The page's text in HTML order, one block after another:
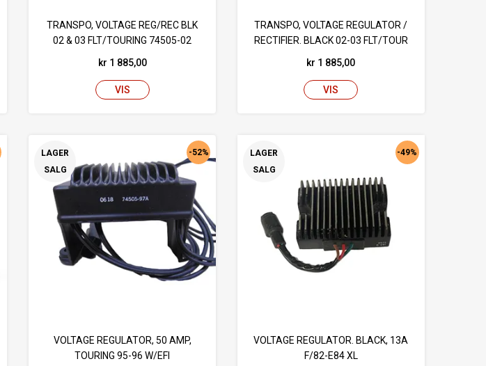
TRANSPO, VOLTAGE REG/REC BLK
02 & 03 FLT/TOURING 74505-02
kr 1 885,00
VIS
TRANSPO, VOLTAGE REGULATOR /
RECTIFIER. BLACK 02-03 FLT/TOUR
kr 1 885,00
VIS
LAGER
SALG
VOLTAGE REGULATOR, 50 AMP,
TOURING 95-96 W/EFI
-52%
LAGER
SALG
VOLTAGE REGULATOR. BLACK, 13A
F/82-E84 XL
-49%